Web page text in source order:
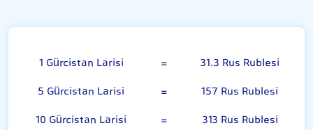
1 Gürcistan Larisi =
31.3 Rus Rublesi
5 Gürcistan Larisi
=
157 Rus Rublesi
10 Gürcistan Larisi
=
313 Rus Rublesi